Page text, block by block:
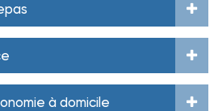
à domicile